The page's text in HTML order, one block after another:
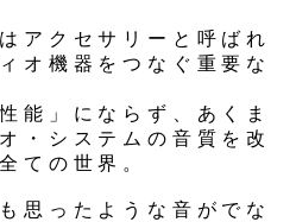
アクセサリーと呼ばれ
オ機器をつなぐ重要な
能」にならず、あくま
・システムの音質を改
ての世界。
思ったような音がでな